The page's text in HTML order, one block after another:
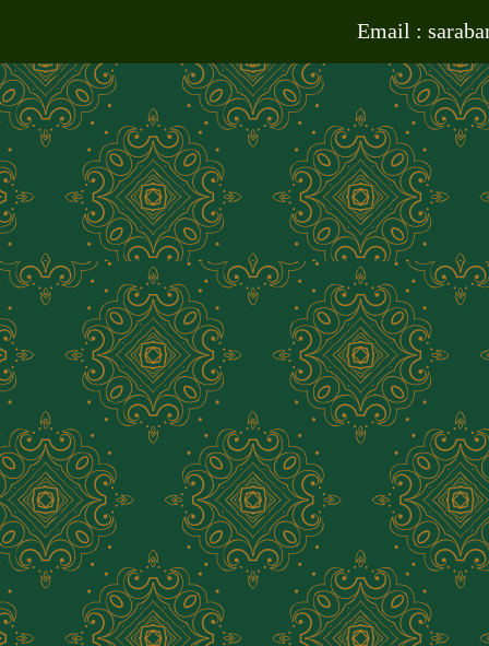
Email :